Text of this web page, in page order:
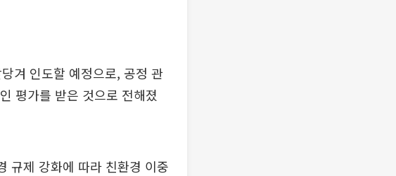
겨 인도할 예정으로, 공정 관
평가를 받은 것으로 전해졌
규제 강화에 따라 친환경 이중